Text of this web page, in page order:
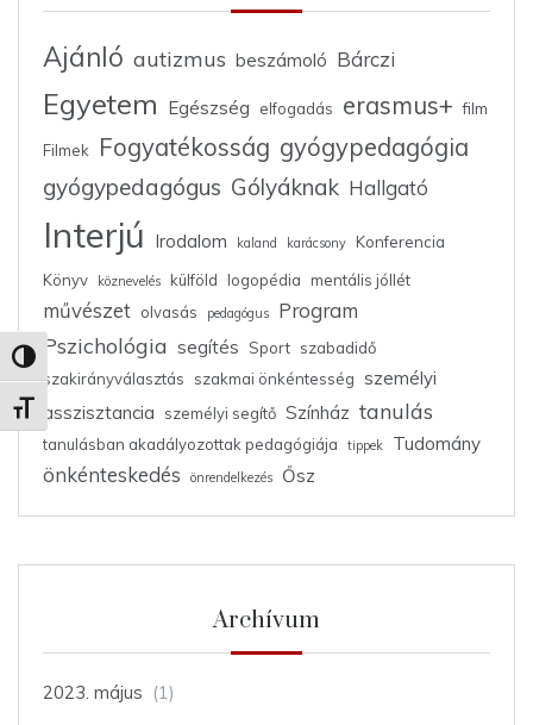
Nagy kontraszt váltása
Betűméret váltása
Ajánló autizmus beszámoló Bárczi
Egyetem Egészség elfogadás erasmus+ film
Filmek Fogyatékosság gyógypedagógia
gyógypedagógus Gólyáknak Hallgató
Interjú Irodalom kaland karácsony
Konferencia
Könyv
köznevelés külföld logopédia mentális jóllét
művészet olvasás pedagógus Program
Pszichológia segítés Sport szabadidő
szakirányválasztás
szakmai önkéntesség személyi
asszisztancia
személyi segítő Színház tanulás
tanulásban akadályozottak pedagógiája tippek Tudomány
önkénteskedés önrendelkezés Ősz
Archívum
2023. május (1)